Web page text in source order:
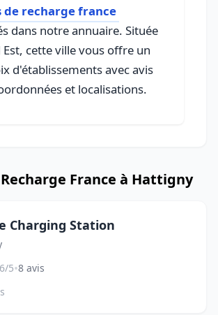
de recharge france
dans notre annuaire. Située
Est, cette ville vous offre un
d'établissements avec avis
et localisations.
France à Hattigny
Charging Station
5•8 avis